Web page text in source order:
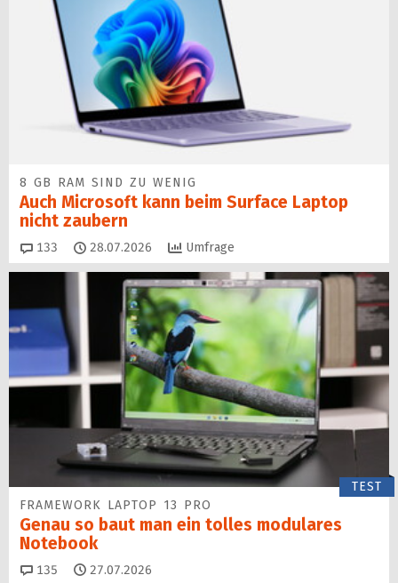
8 GB RAM SIND ZU WENIG
Auch Microsoft kann beim Surface Laptop
nicht zaubern
133 Kommentare
28.07.2026 Umfrage
TEST
FRAMEWORK LAPTOP 13 PRO
Genau so baut man ein tolles modulares
Notebook
135 Kommentare
27.07.2026